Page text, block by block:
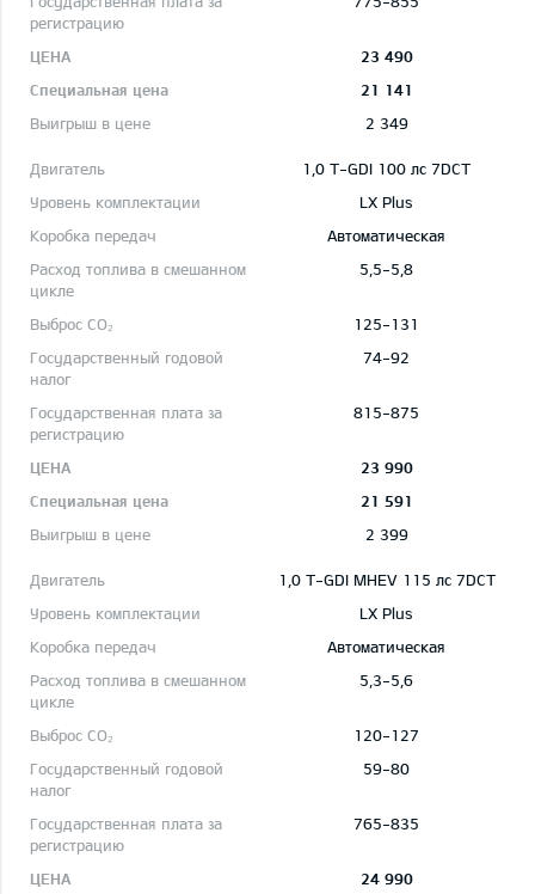
23 490
21 141
2 349
1,0 T-GDI 100 лс 7DCT
LX Plus
Автоматическая
5,5-5,8
125-131
74-92
815-875
23 990
21 591
2 399
1,0 T-GDI MHEV 115 лс 7DCT
LX Plus
Автоматическая
5,3-5,6
120-127
59-80
765-835
24 990